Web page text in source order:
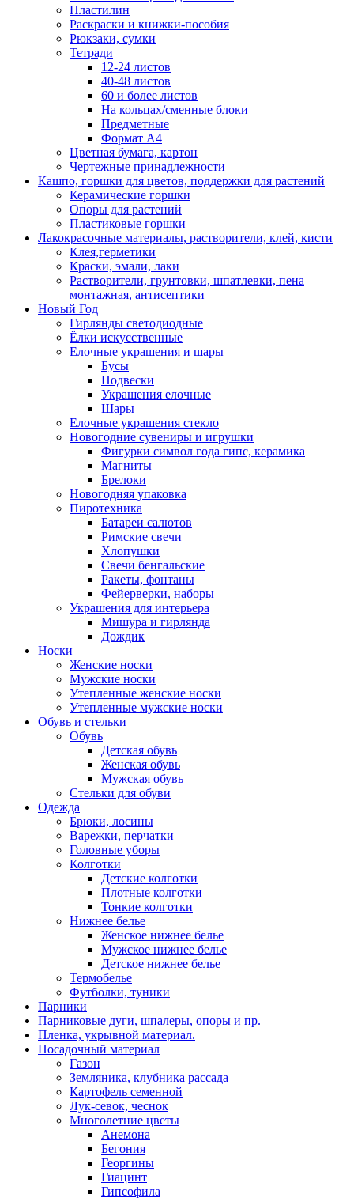
Пластилин
Раскраски и книжки-пособия
Рюкзаки, сумки
Тетради
12-24 листов
40-48 листов
60 и более листов
На кольцах/сменные блоки
Предметные
Формат А4
Цветная бумага, картон
Чертежные принадлежности
Кашпо, горшки для цветов, поддержки для растений
Керамические горшки
Опоры для растений
Пластиковые горшки
Лакокрасочные материалы, растворители, клей, кисти
Клея,герметики
Краски, эмали, лаки
Растворители, грунтовки, шпатлевки, пена
монтажная, антисептики
Новый Год
Гирлянды светодиодные
Ёлки искусственные
Елочные украшения и шары
Бусы
Подвески
Украшения елочные
Шары
Елочные украшения стекло
Новогодние сувениры и игрушки
Фигурки символ года гипс, керамика
Магниты
Брелоки
Новогодняя упаковка
Пиротехника
Батареи салютов
Римские свечи
Хлопушки
Свечи бенгальские
Ракеты, фонтаны
Фейерверки, наборы
Украшения для интерьера
Мишура и гирлянда
Дождик
Носки
Женские носки
Мужские носки
Утепленные женские носки
Утепленные мужские носки
Обувь и стельки
Обувь
Детская обувь
Женская обувь
Мужская обувь
Стельки для обуви
Одежда
Брюки, лосины
Варежки, перчатки
Головные уборы
Колготки
Детские колготки
Плотные колготки
Тонкие колготки
Нижнее белье
Женское нижнее белье
Мужское нижнее белье
Детское нижнее белье
Термобелье
Футболки, туники
Парники
Парниковые дуги, шпалеры, опоры и пр.
Пленка, укрывной материал.
Посадочный материал
Газон
Земляника, клубника рассада
Картофель семенной
Лук-севок, чеснок
Многолетние цветы
Анемона
Бегония
Георгины
Гиацинт
Гипсофила